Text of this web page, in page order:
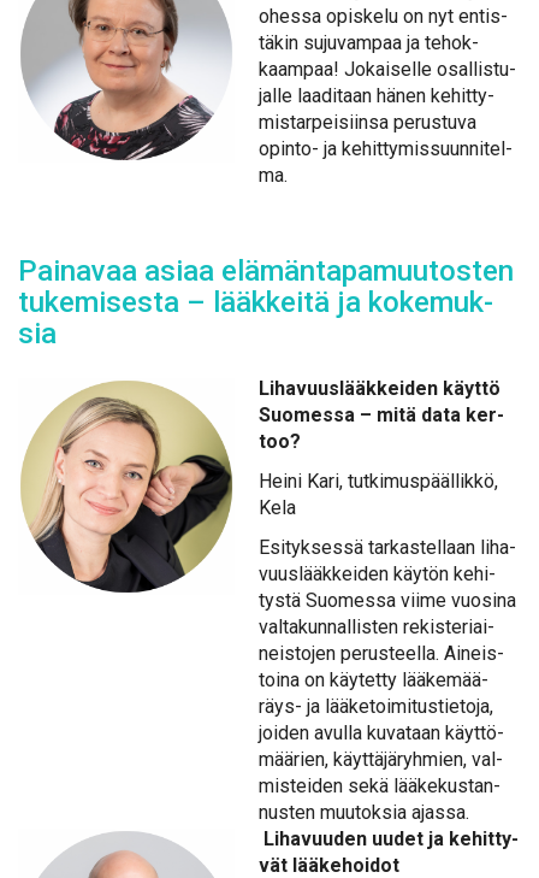
ohes­sa opis­ke­lu on nyt en­tis­
tä­kin su­ju­vam­paa ja te­hok­
kaam­paa! Jo­kai­sel­le osal­lis­tu­
jal­le laa­di­taan hä­nen ke­hit­ty­
mis­tar­pei­siin­sa pe­rus­tu­va
opin­to- ja ke­hit­ty­mis­suun­ni­tel­
ma.
Pai­na­vaa asi­aa elä­män­ta­pa­muu­tos­ten
tu­ke­mi­ses­ta – lääk­kei­tä ja ko­ke­muk­
sia
Li­ha­vuus­lääk­kei­den käyt­tö
Suo­mes­sa – mi­tä da­ta ker­
too?
Hei­ni Ka­ri, tut­ki­mus­pääl­lik­kö,
Ke­la
Esi­tyk­ses­sä tar­kas­tel­laan li­ha­
vuus­lääk­kei­den käy­tön ke­hi­
tys­tä Suo­mes­sa vii­me vuo­si­na
val­ta­kun­nal­lis­ten re­kis­te­riai­
neis­to­jen pe­rus­teel­la. Ai­neis­
toi­na on käy­tet­ty lää­ke­mää­
räys- ja lää­ke­toi­mi­tus­tie­to­ja,
joi­den avul­la ku­va­taan käyt­tö­
mää­rien, käyt­tä­jä­ryh­mien, val­
mis­tei­den se­kä lää­ke­kus­tan­
nus­ten muu­tok­sia ajas­sa.
Li­ha­vuu­den uu­det ja ke­hit­ty­
vät lää­ke­hoi­dot